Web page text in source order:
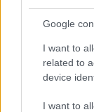
Google
I want to
related to
device
I want to